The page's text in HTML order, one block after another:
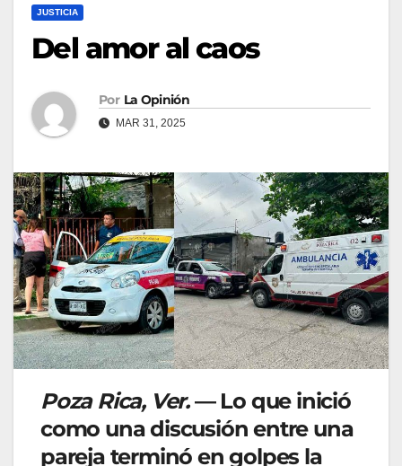
JUSTICIA
Del amor al caos
Por La Opinión
MAR 31, 2025
Poza Rica, Ver.— Lo que inició
como una discusión entre una
pareja terminó en golpes la